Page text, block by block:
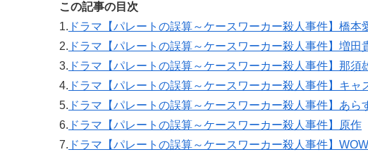
この記事の目次
1. ドラマ【パレートの誤算～ケースワーカー殺人事件】橋本
2. ドラマ【パレートの誤算～ケースワーカー殺人事件】増田
3. ドラマ【パレートの誤算～ケースワーカー殺人事件】那須
4. ドラマ【パレートの誤算～ケースワーカー殺人事件】キャ
5. ドラマ【パレートの誤算～ケースワーカー殺人事件】あら
6. ドラマ【パレートの誤算～ケースワーカー殺人事件】原作
7. ドラマ【パレートの誤算～ケースワーカー殺人事件】